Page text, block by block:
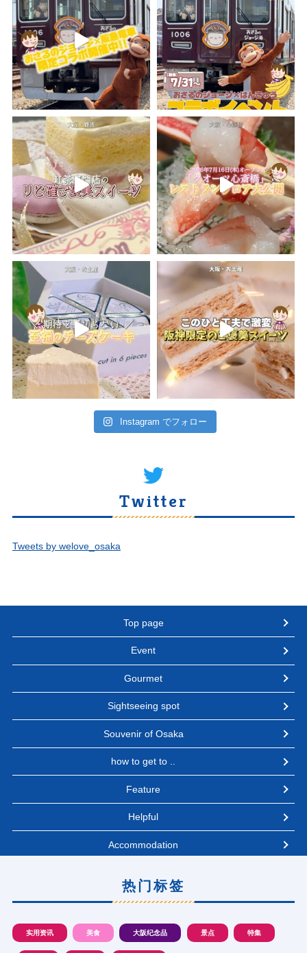
Instagram でフォロー
Twitter
Tweets by welove_osaka
Top page
Event
Gourmet
Sightseeing spot
Souvenir of Osaka
how to get to ..
Feature
Helpful
Accommodation
热门标签
实用资讯 美食 大阪纪念品 景点 特集